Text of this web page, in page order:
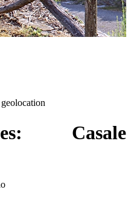
Casale